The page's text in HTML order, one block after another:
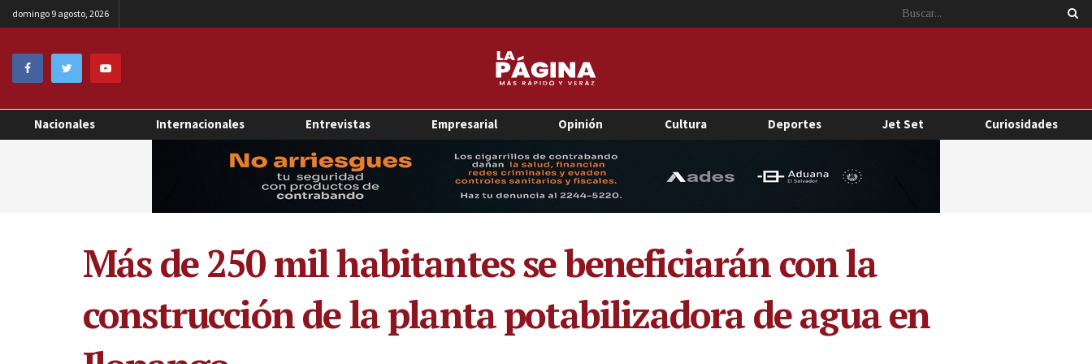
domingo 9 agosto, 2026
Nacionales Internacionales Entrevistas Empresarial Opinión Cultura Deportes Jet Set Curiosidades
Más de 250 mil habitantes se beneficiarán con la
construcción de la planta potabilizadora de agua en